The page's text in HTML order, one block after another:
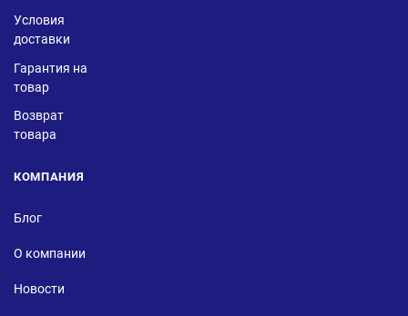
Условия
доставки
Гарантия на
товар
Возврат
товара
КОМПАНИЯ
Блог
О компании
Новости